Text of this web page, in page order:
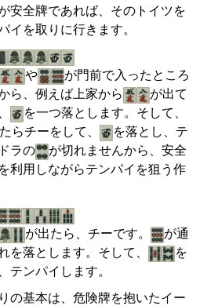
安全牌であれば、そのトイツを
イを取りに行きます。
や
が門前で入ったところ
ら、例えば上家から
が出て
を一つ落とします。そして、
らチーをして、
を落とし、テ
ラの
が切れませんから、安全
利用しながらテンパイを狙う作
が出たら、チーです。
が通
を落とします。そして、
を
テンパイします。
の基本は、危険牌を抱いたイー